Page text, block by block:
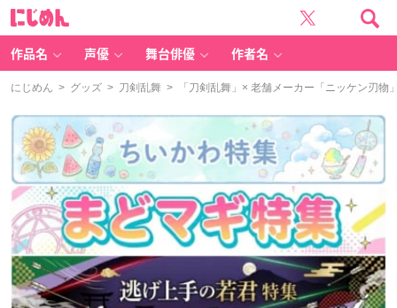
作品名 声優 舞台俳優 作者名
にじめん > グッズ > 刀剣乱舞 > 「刀剣乱舞」× 老舗メーカー「ニッケン刃物